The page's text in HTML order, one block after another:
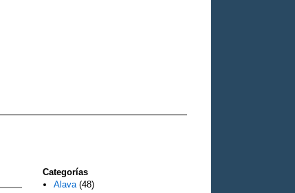
Categorías
Alava (48)